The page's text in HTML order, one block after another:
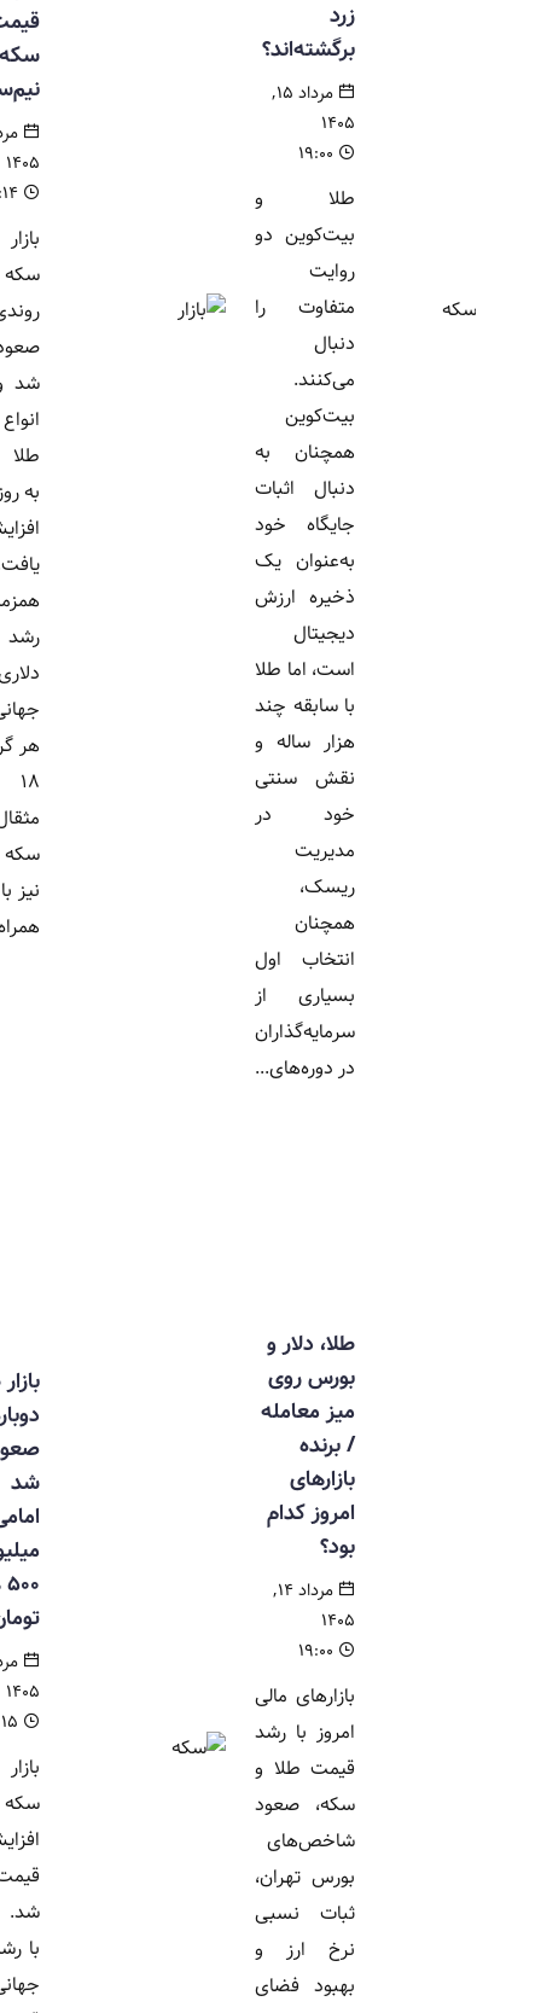
برگشته‌اند؟
مرداد ۱۵,
طلا و
بیت‌کوین دو
متفاوت را
بیت‌کوین
همچنان به
دنبال اثبات
جایگاه خود
به‌عنوان یک
ذخیره ارزش
است، اما طلا
با سابقه چند
هزار ساله و
نقش سنتی
خود در
انتخاب اول
بسیاری از
سرمایه‌گذاران
در دوره‌های...
سکه، طلا و
نیم‌سکه
مرداد ۱۵,
بازار طلا و
سکه امروز با
صعودی آغاز
شد و قیمت
انواع سکه و
طلا نسبت
به روز گذشته
همزمان با
رشد ۷۰
دلاری اونس
جهانی، بهای
هر گرم طلای
۱۸ عیار،
مثقال طلا و
سکه امامی
نیز با افزایش
طلا، دلار و
بورس روی
میز معامله
امروز کدام
مرداد ۱۴,
بازارهای مالی
امروز با رشد
قیمت طلا و
سکه، صعود
شاخص‌های
بورس تهران،
ثبات نسبی
نرخ ارز و
بهبود فضای
بازار طلا
صعودی
شد | سکه
امامی ۱۸۴
میلیون و
۵۰۰ هزار
تومان شد
مرداد ۱۴,
بازار طلا و
سکه امروز با
قیمت همراه
شد. همزمان
با رشد اونس